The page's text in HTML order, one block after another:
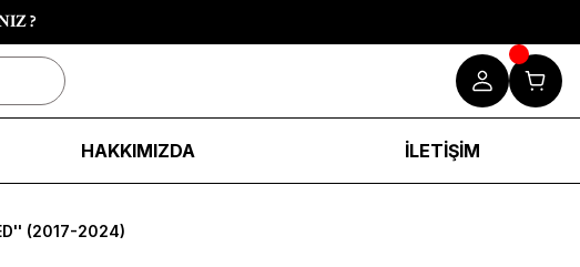
?
HAKKIMIZDA İLETİŞİM
(2017-2024)